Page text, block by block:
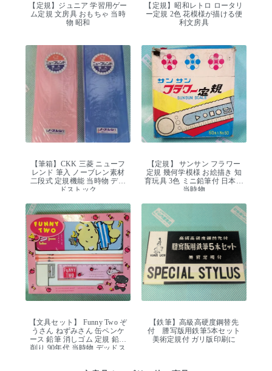
【定規】ジュニア 学習用ゲー
ム定規 文房具 おもちゃ 当時
物 昭和
【定規】昭和レトロ ロータリ
ー定規 2色 花模様が描ける便
利文房具
【筆箱】CKK 三菱 ニューフ
レンド 筆入 ノーブレン素材
二段式 定規機能 当時物 デッ
ドストック
【定規】 サンサン フラワー
定規 幾何学模様 お絵描き 知
育玩具 3色 ミニ鉛筆付 日本製
当時物
【文具セット】 Funny Two ぞ
うさん ねずみさん 缶ペンケ
ース 鉛筆 消しゴム 定規 鉛筆
削り 90年代 当時物 デッドス
【鉄筆】高級高硬度鋼替先
付 謄写版用鉄筆5本セット
美術定規付 ガリ版印刷に